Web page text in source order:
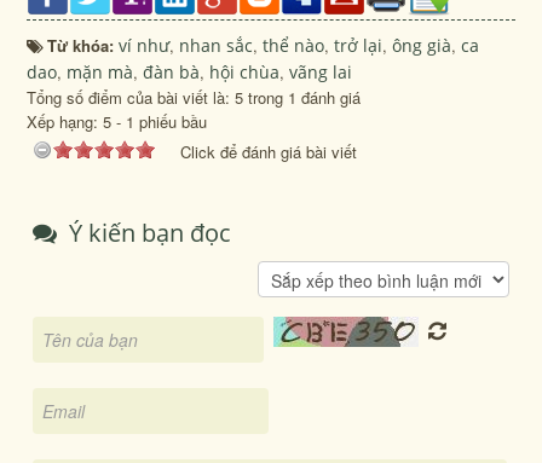
Từ khóa:ví như, nhan sắc,thể nào,trở lại,ông già,ca
dao, mặn mà,đàn bà, hội chùa,vãng lai
Tổng số điểm của bài viết là: 5 trong 1 đánh giá
Xếp hạng:5 - 1 phiếu bầu
Click để đánh giá bài viết
Ý kiến bạn đọc